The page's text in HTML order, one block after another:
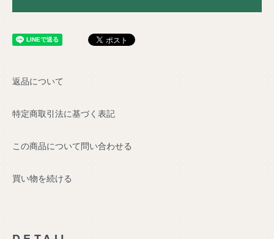
返品について
特定商取引法に基づく表記
この商品について問い合わせる
買い物を続ける